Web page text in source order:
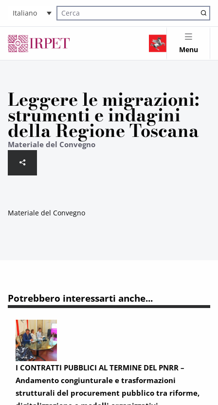
Italiano
Cerca nel sito
Menu
Leggere le migrazioni:
strumenti e indagini
della Regione Toscana
Materiale del Convegno
Materiale del Convegno
Potrebbero interessarti anche...
I CONTRATTI PUBBLICI AL TERMINE DEL PNRR –
Andamento congiunturale e trasformazioni
strutturali del procurement pubblico tra riforme,